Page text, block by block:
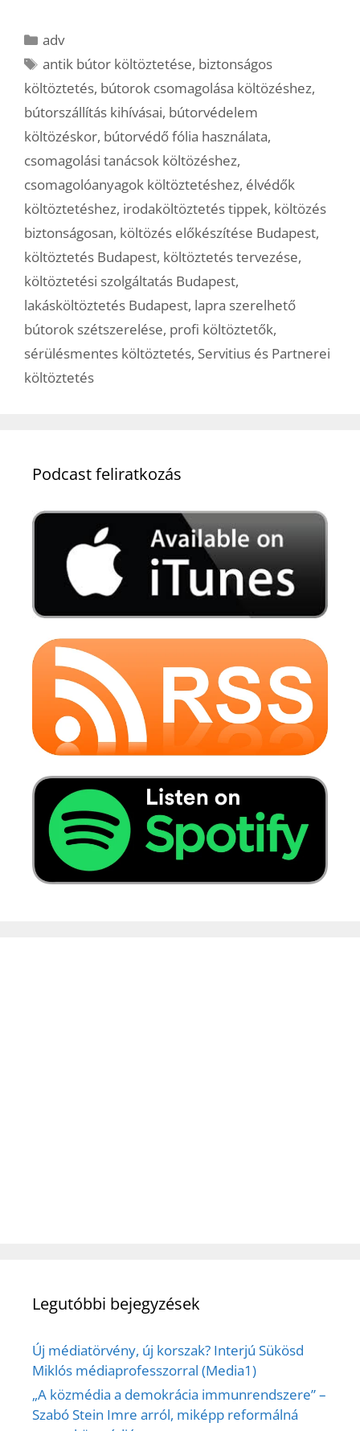
Kategória
adv
Címkék
antik bútor költöztetése, biztonságos
költöztetés, bútorok csomagolása költözéshez,
bútorszállítás kihívásai, bútorvédelem
költözéskor, bútorvédő fólia használata,
csomagolási tanácsok költözéshez,
csomagolóanyagok költöztetéshez, élvédők
költöztetéshez, irodaköltöztetés tippek, költözés
biztonságosan, költözés előkészítése Budapest,
költöztetés Budapest, költöztetés tervezése,
költöztetési szolgáltatás Budapest,
lakásköltöztetés Budapest, lapra szerelhető
bútorok szétszerelése, profi költöztetők,
sérülésmentes költöztetés, Servitius és Partnerei
költöztetés
Podcast feliratkozás
Legutóbbi bejegyzések
Új médiatörvény, új korszak? Interjú Sükösd
Miklós médiaprofesszorral (Media1)
„A közmédia a demokrácia immunrendszere” –
Szabó Stein Imre arról, miképp reformálná